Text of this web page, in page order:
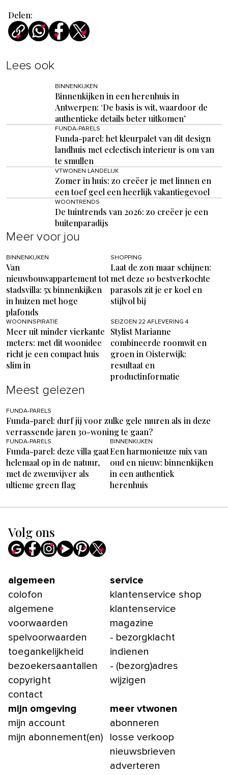
Delen:
Lees ook
BINNENKIJKEN
Binnenkijken in een herenhuis in
Antwerpen: ‘De basis is wit, waardoor de
authentieke details beter uitkomen’
FUNDA-PARELS
Funda-parel: het kleurpalet van dit design
landhuis met eclectisch interieur is om van
te smullen
VTWONEN LANDELIJK
Zomer in huis: zo creëer je met linnen en
een toef geel een heerlijk vakantiegevoel
WOONTRENDS
De tuintrends van 2026: zo creëer je een
buitenparadijs
Meer voor jou
BINNENKIJKEN
Van
nieuwbouwappartement tot
stadsvilla: 5x binnenkijken
in huizen met hoge
plafonds
SHOPPING
Laat de zon maar schijnen:
met deze 10 bestverkochte
parasols zit je er koel en
stijlvol bij
WOONINSPIRATIE
Meer uit minder vierkante
meters: met dit woonidee
richt je een compact huis
slim in
SEIZOEN 22 AFLEVERING 4
Stylist Marianne
combineerde roomwit en
groen in Oisterwijk:
resultaat en
productinformatie
Meest gelezen
FUNDA-PARELS
Funda-parel: durf jij voor zulke gele muren als in deze
verrassende jaren 30-woning te gaan?
FUNDA-PARELS
Funda-parel: deze villa gaat
helemaal op in de natuur,
met de zwemvijver als
ultieme green flag
BINNENKIJKEN
Een harmonieuze mix van
oud en nieuw: binnenkijken
in een authentiek
herenhuis
Volg ons
algemeen
colofon
algemene
voorwaarden
spelvoorwaarden
toegankelijkheid
bezoekersaantallen
copyright
contact
service
klantenservice shop
klantenservice
magazine
- bezorgklacht
indienen
- (bezorg)adres
wijzigen
mijn omgeving
mijn account
mijn abonnement(en)
meer vtwonen
abonneren
losse verkoop
nieuwsbrieven
adverteren